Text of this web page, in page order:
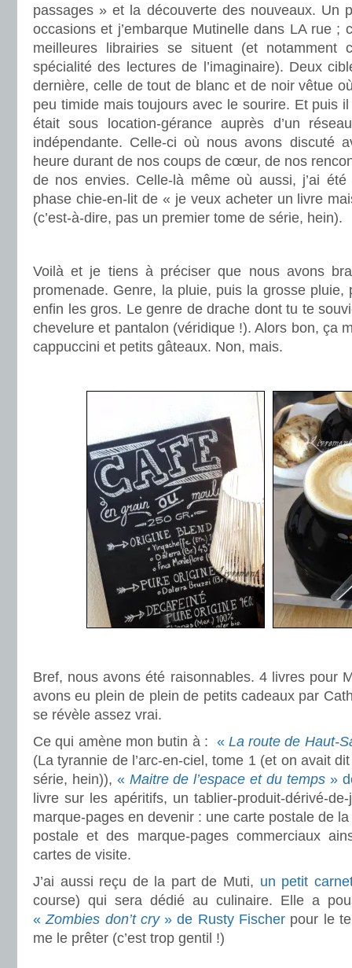
passages » et la découverte des nouveaux. Un
occasions et j’embarque Mutinelle dans LA rue ;
meilleures librairies se situent (et notamment
spécialité des lectures de l’imaginaire). Deux
dernière, celle de tout de blanc et de noir vêtue
peu timide mais toujours avec le sourire. Et puis
était sous location-gérance auprès d’un
indépendante. Celle-ci où nous avons discuté
heure durant de nos coups de cœur, de nos
de nos envies. Celle-là même où aussi, j’ai
phase chie-en-lit de « je veux acheter un livre
(c’est-à-dire, pas un premier tome de série, hein).
Voilà et je tiens à préciser que nous avons
promenade. Genre, la pluie, puis la grosse pluie,
enfin les gros. Le genre de drache dont tu te
chevelure et pantalon (véridique !). Alors bon, ça
cappuccini et petits gâteaux. Non, mais.
Bref, nous avons été raisonnables. 4 livres pour
avons eu plein de plein de petits cadeaux par
se révèle assez vrai.
Ce qui amène mon butin à : «La route de Haut-
(La tyrannie de l’arc-en-ciel, tome 1 (et on avait
série, hein)), « Maitre de l’espace et du temps »
livre sur les apéritifs, un tablier-produit-dérivé-
marque-pages en devenir : une carte postale de
postale et des marque-pages commerciaux
cartes de visite.
J’ai aussi reçu de la part de Muti, un petit
course) qui sera dédié au culinaire. Elle a
«Zombies don’t cry» de Rusty Fischer pour le
me le prêter (c’est trop gentil !)